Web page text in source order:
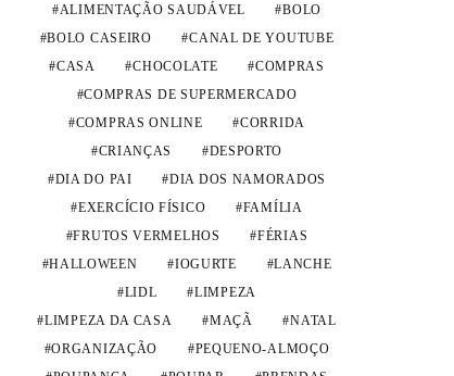
ALIMENTAÇÃO SAUDÁVEL
BOLO
BOLO CASEIRO
CANAL DE YOUTUBE
CASA
CHOCOLATE
COMPRAS
COMPRAS DE SUPERMERCADO
COMPRAS ONLINE
CORRIDA
CRIANÇAS
DESPORTO
DIA DO PAI
DIA DOS NAMORADOS
EXERCÍCIO FÍSICO
FAMÍLIA
FRUTOS VERMELHOS
FÉRIAS
HALLOWEEN
IOGURTE
LANCHE
LIDL
LIMPEZA
LIMPEZA DA CASA
MAÇÃ
NATAL
ORGANIZAÇÃO
PEQUENO-ALMOÇO